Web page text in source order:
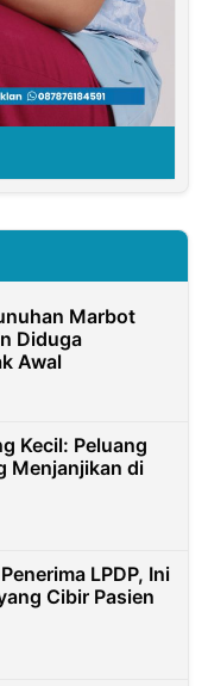
Marbot
Diduga
Awal
Kecil: Peluang
Menjanjikan di
LPDP, Ini
Cibir Pasien